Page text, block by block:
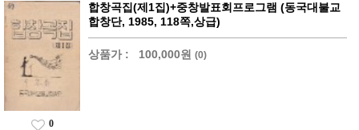
합창곡집(제1집)+중창발표회프로그램 (동국대불교
합창단, 1985, 118쪽,상급)
상품가 : 100,000원 (0)
0